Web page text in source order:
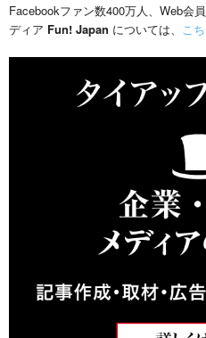
Facebookファン数400万人、Web会
ディア Fun! Japan については、 こ